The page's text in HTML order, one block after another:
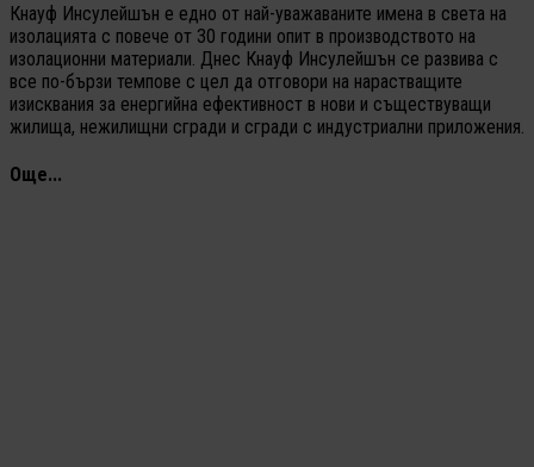
Кнауф Инсулейшън е едно от най-уважаваните имена в света на
изолацията с повече от 30 години опит в производството на
изолационни материали. Днес Кнауф Инсулейшън се развива с
все по-бързи темпове с цел да отговори на нарастващите
изисквания за енергийна ефективност в нови и съществуващи
жилища, нежилищни сгради и сгради с индустриални приложения.
Още...